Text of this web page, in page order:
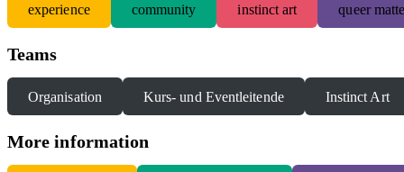
experience community instinct art queer
Teams
Organisation Kurs- und Eventleitende Instinct Art
More information